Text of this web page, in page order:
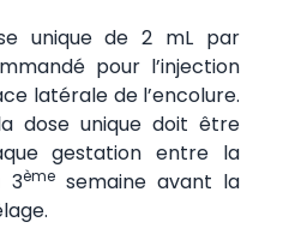
unique de 2 mL par
pour l’injection
latérale de l’encolure.
dose unique doit être
gestation entre la
3èmesemaine avant la